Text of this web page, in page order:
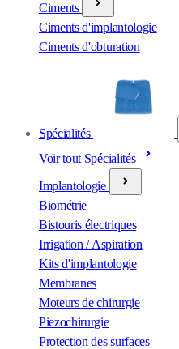
Ciments
Ciments d'implantologie
Ciments d'obturation
Spécialités
Voir tout Spécialités
Implantologie
Biométrie
Bistouris électriques
Irrigation / Aspiration
Kits d'implantologie
Membranes
Moteurs de chirurgie
Piezochirurgie
Protection des surfaces